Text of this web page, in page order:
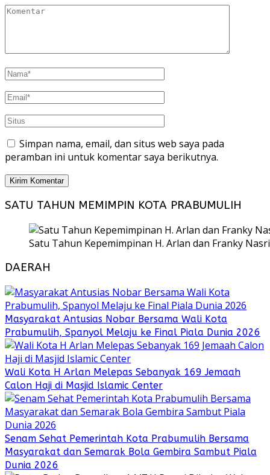
Simpan nama, email, dan situs web saya pada
peramban ini untuk komentar saya berikutnya.
SATU TAHUN MEMIMPIN KOTA PRABUMULIH
Satu Tahun Kepemimpinan H. Arlan dan Franky
DAERAH
Masyarakat Antusias Nobar Bersama Wali Kota
Prabumulih, Spanyol Melaju ke Final Piala Dunia 2026
Wali Kota H Arlan Melepas Sebanyak 169 Jemaah
Calon Haji di Masjid Islamic Center
Senam Sehat Pemerintah Kota Prabumulih Bersama
Masyarakat dan Semarak Bola Gembira Sambut Piala
Dunia 2026